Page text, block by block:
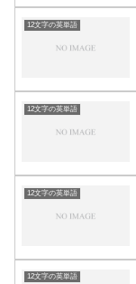
12文字の英単語
12文字の英単語
12文字の英単語
12文字の英単語